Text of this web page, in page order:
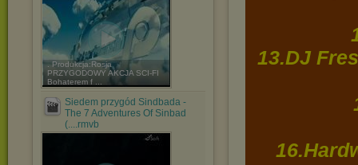
. Produkcja:Rosja
PRZYGODOWY AKCJA SCI-FI
Bohaterem f ...
Siedem przygód Sindbada -
The 7 Adventures Of Sinbad
(....rmvb
13.DJ